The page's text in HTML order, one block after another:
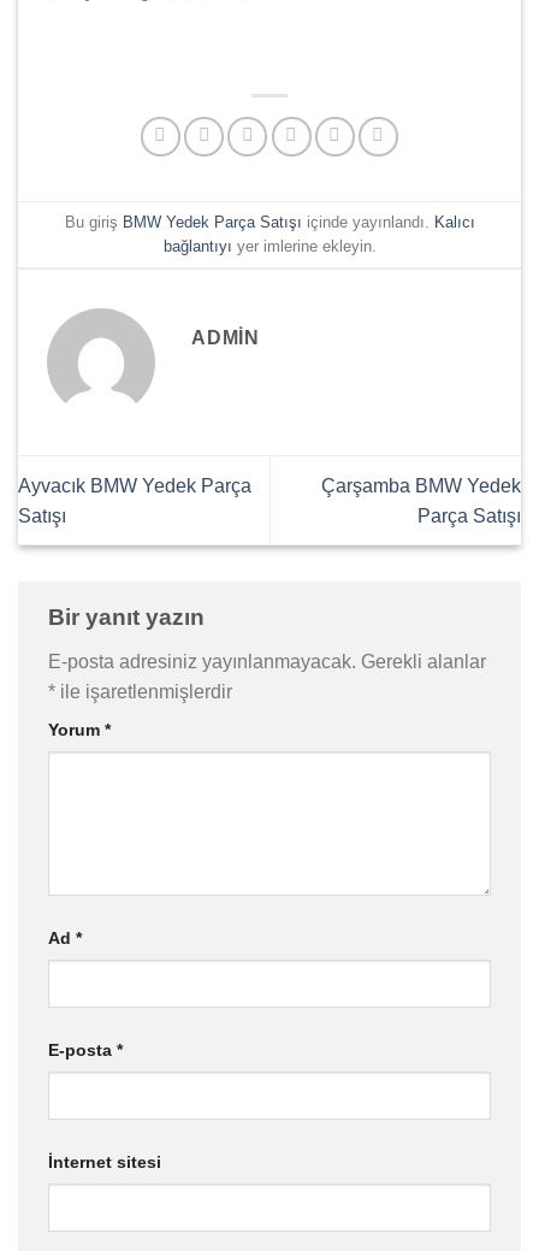
Bu giriş BMW Yedek Parça Satışı içinde yayınlandı. Kalıcı
bağlantıyı yer imlerine ekleyin.
ADMIN
Ayvacık BMW Yedek Parça
Satışı
Çarşamba BMW Yedek
Parça Satışı
Bir yanıt yazın
E-posta adresiniz yayınlanmayacak. Gerekli alanlar
* ile işaretlenmişlerdir
Yorum *
Ad *
E-posta *
İnternet sitesi